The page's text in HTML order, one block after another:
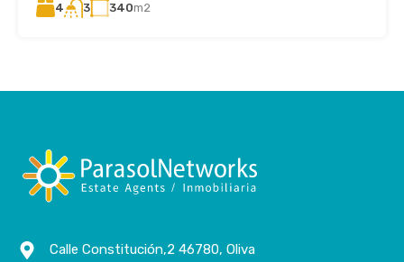
4 3 340m2
Calle Constitución,2 46780, Oliva